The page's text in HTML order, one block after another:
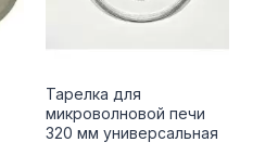
Тарелка для
микроволновой печи
320 мм универсальная